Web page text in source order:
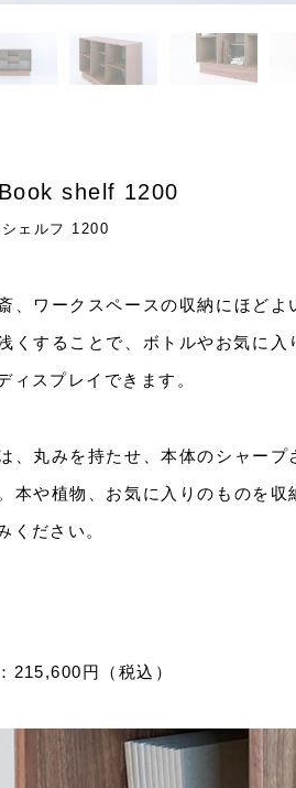
shelf 1200
ェルフ 1200
、ワークスペースの収納にほど
くすることで、ボトルやお気に入
ィスプレイできます。
、丸みを持たせ、本体のシャープ
本や植物、お気に入りのものを収
ください。
215,600円（税込）